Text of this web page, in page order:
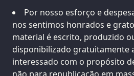
Por nosso esforço e
nos sentimos honrados e
material é escrito, produzido
disponibilizado gratuitamente
interessado com o propósito